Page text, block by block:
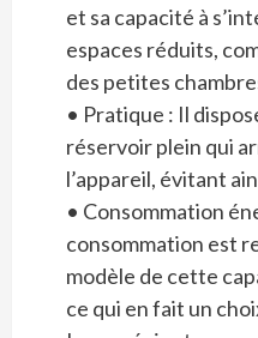
et sa capacité à
espaces réduits,
des petites
• Pratique : Il
réservoir plein qui
l’appareil, évitant
• Consommation
consommation est
modèle de cette
ce qui en fait un